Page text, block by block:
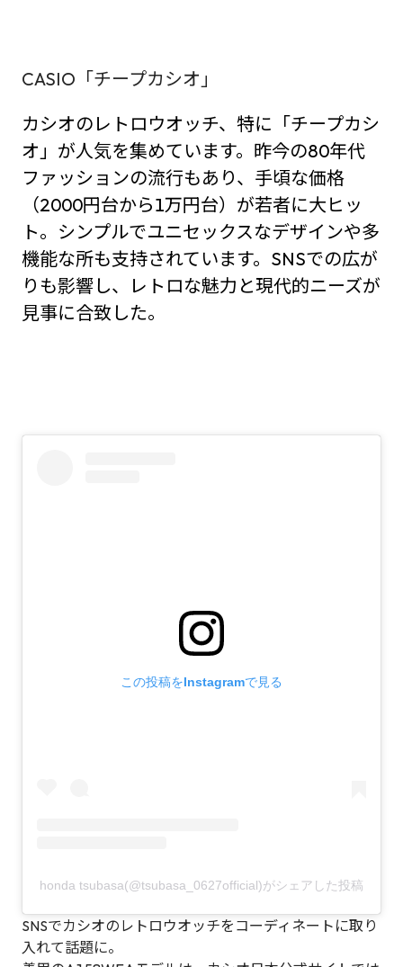
CASIO「チープカシオ」
カシオのレトロウオッチ、特に「チープカシ
オ」が人気を集めています。昨今の80年代
ファッションの流行もあり、手頃な価格
（2000円台から1万円台）が若者に大ヒッ
ト。シンプルでユニセックスなデザインや多
機能な所も支持されています。SNSでの広が
りも影響し、レトロな魅力と現代的ニーズが
見事に合致した。
この投稿をInstagramで見る
honda tsubasa(@tsubasa_0627official)がシェアした投稿
SNSでカシオのレトロウオッチをコーディネートに取り
入れて話題に。